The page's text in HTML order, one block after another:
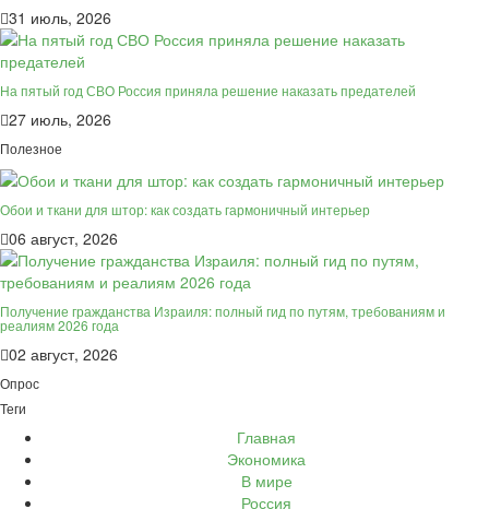
31 июль, 2026
На пятый год СВО Россия приняла решение наказать предателей
27 июль, 2026
Полезное
Обои и ткани для штор: как создать гармоничный интерьер
06 август, 2026
Получение гражданства Израиля: полный гид по путям, требованиям и
реалиям 2026 года
02 август, 2026
Опрос
Теги
Главная
Экономика
В мире
Россия